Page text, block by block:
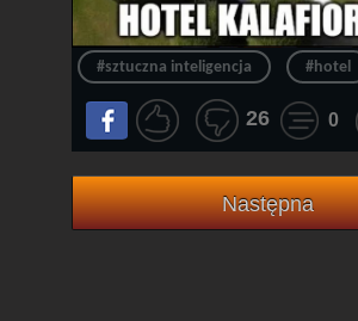
#sztuczna inteligencja #hotel
26 0
Następna